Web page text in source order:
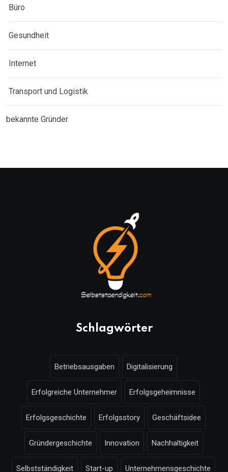
Büro
Gesundheit
Internet
Transport und Logistik
bekannte Gründer
Schlagwörter
Betriebsausgaben Digitalisierung
Erfolgreiche Unternehmer Erfolgsgeheimnisse
Erfolgsgeschichte Erfolgsstory Geschäftsidee
Gründergeschichte Innovation Nachhaltigkeit
Selbstständigkeit Start-up Unternehmensgeschichte